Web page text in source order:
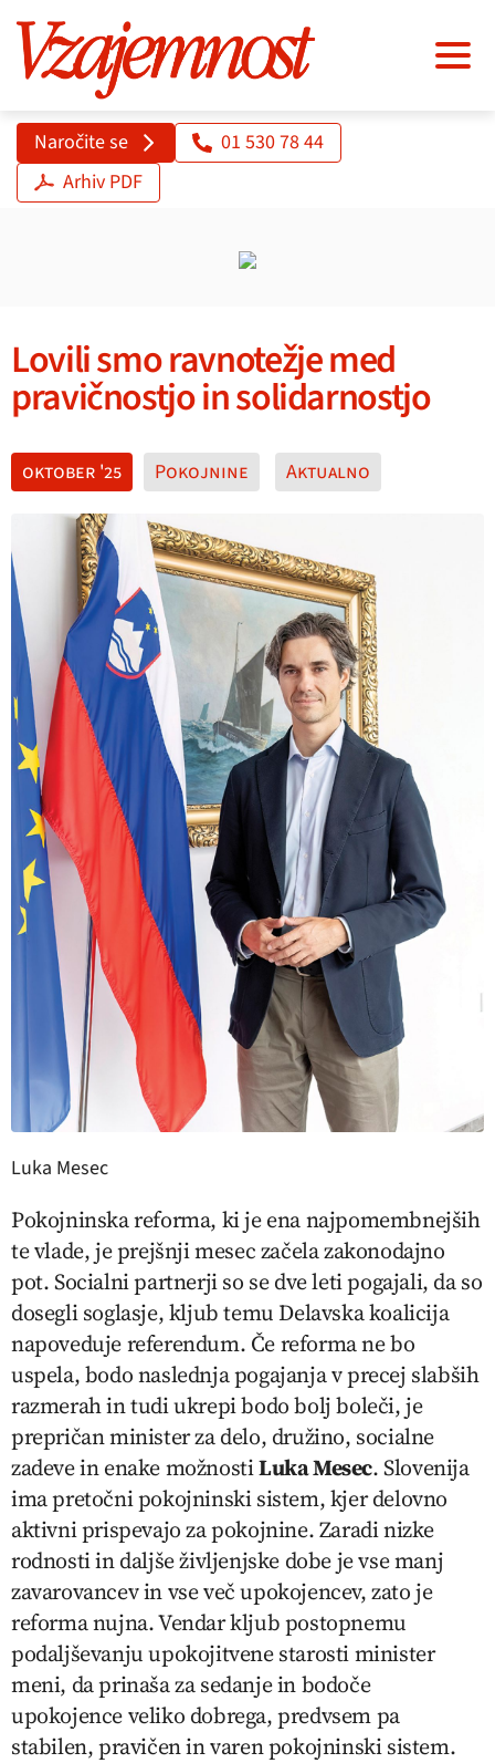
Naročite se
01 530 78 44
Arhiv PDF
Lovili smo ravnotežje med
pravičnostjo in solidarnostjo
oktober '25 Pokojnine Aktualno
Luka Mesec
Pokojninska reforma, ki je ena najpomembnejših
te vlade, je prejšnji mesec začela zakonodajno
pot. Socialni partnerji so se dve leti pogajali, da so
dosegli soglasje, kljub temu Delavska koalicija
napoveduje referendum. Če reforma ne bo
uspela, bodo naslednja pogajanja v precej slabših
razmerah in tudi ukrepi bodo bolj boleči, je
prepričan minister za delo, družino, socialne
zadeve in enake možnostiLuka Mesec. Slovenija
ima pretočni pokojninski sistem, kjer delovno
aktivni prispevajo za pokojnine. Zaradi nizke
rodnosti in daljše življenjske dobe je vse manj
zavarovancev in vse več upokojencev, zato je
reforma nujna. Vendar kljub postopnemu
podaljševanju upokojitvene starosti minister
meni, da prinaša za sedanje in bodoče
upokojence veliko dobrega, predvsem pa
stabilen, pravičen in varen pokojninski sistem.